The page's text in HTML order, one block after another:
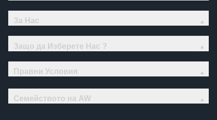
За Нас
Защо да Изберете Нас ?
Правни Условия
Семейството на AW